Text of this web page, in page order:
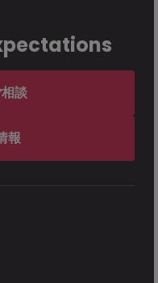
談
報